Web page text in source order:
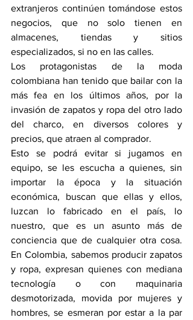
extranjeros continúen tomándose estos
negocios, que no solo tienen en
almacenes, tiendas y sitios
especializados, si no en las calles.
Los protagonistas de la moda
colombiana han tenido que bailar con la
más fea en los últimos años, por la
invasión de zapatos y ropa del otro lado
del charco, en diversos colores y
precios, que atraen al comprador.
Esto se podrá evitar si jugamos en
equipo, se les escucha a quienes, sin
importar la época y la situación
económica, buscan que ellas y ellos,
luzcan lo fabricado en el país, lo
nuestro, que es un asunto más de
conciencia que de cualquier otra cosa.
En Colombia, sabemos producir zapatos
y ropa, expresan quienes con mediana
tecnología o con maquinaria
desmotorizada, movida por mujeres y
hombres, se esmeran por estar a la par